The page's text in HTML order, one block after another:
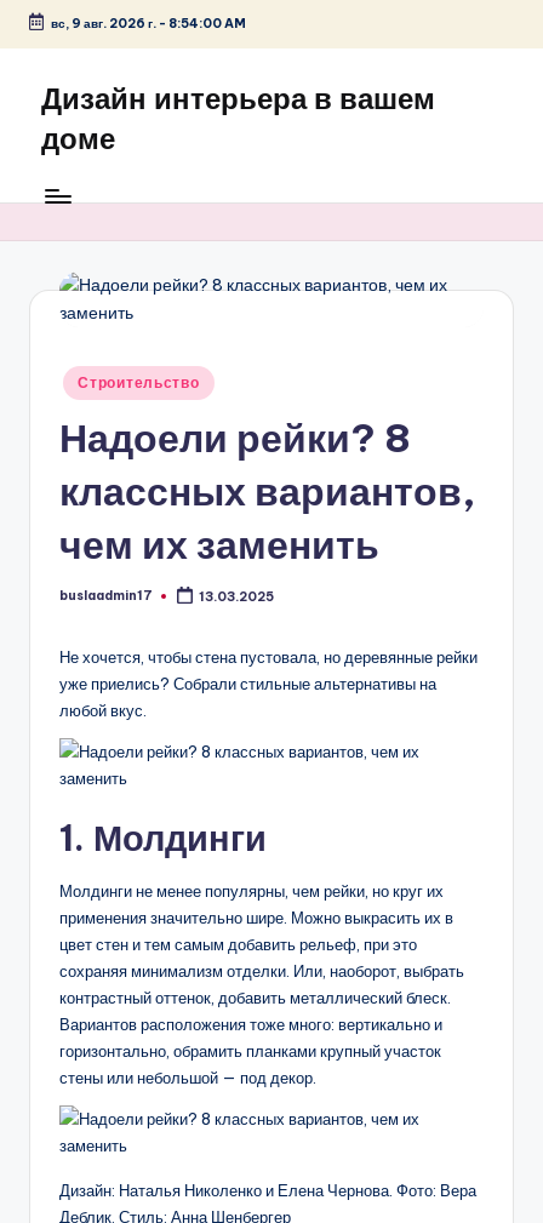
Перейти
содержимому
вс, 9 авг. 2026 г.- 8:54:00 AM
Дизайн интерьера в вашем
доме
Опубликовано
Строительство
Надоели рейки? 8
классных вариантов,
чем их заменить
Запись
buslaadmin17 13.03.2025
Не хочется, чтобы стена пустовала, но деревянные рейки
уже приелись? Собрали стильные альтернативы на
любой вкус.
1. Молдинги
Молдинги не менее популярны, чем рейки, но круг их
применения значительно шире. Можно выкрасить их в
цвет стен и тем самым добавить рельеф, при это
сохраняя минимализм отделки. Или, наоборот, выбрать
контрастный оттенок, добавить металлический блеск.
Вариантов расположения тоже много: вертикально и
горизонтально, обрамить планками крупный участок
стены или небольшой — под декор.
Дизайн: Наталья Николенко и Елена Чернова. Фото: Вера
Деблик. Стиль: Анна Шенбергер